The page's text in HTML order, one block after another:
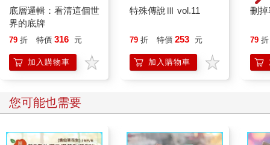
「媽媽走了，已經不在我們身邊了……我以為可以和妹妹一起
懷念媽媽，一起流淚，可是我們完全無法一同承擔悲傷……明明
姊妹無法共享喪母的悲痛，讓他更加難過。
即便是家人，每個人的想法仍會不同，最好不要認為「因為是
家人，所以我們都一樣」。
由自己來重視吧！
人的情感與想法沒有高下之分，重要的是自己肯定自己的悲
底層邏輯：看清這個世
界的底牌
79 折 特價 316 元
加入購物車
特殊傳說Ⅲ vol.11
79 折 特價 253 元
加入購物車
刪
79 折
您可能也需要